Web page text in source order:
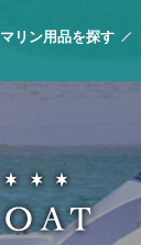
マリン用品を探す